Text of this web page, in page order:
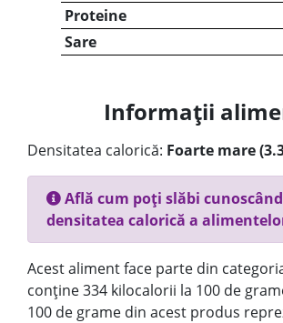
Proteine
Sare
Informații
Densitatea calorică: Foarte mare
Află cum poți slăbi cunoscând
densitatea calorică a
Acest aliment face parte din
conține 334 kilocalorii la 100 de
100 de grame din acest produs